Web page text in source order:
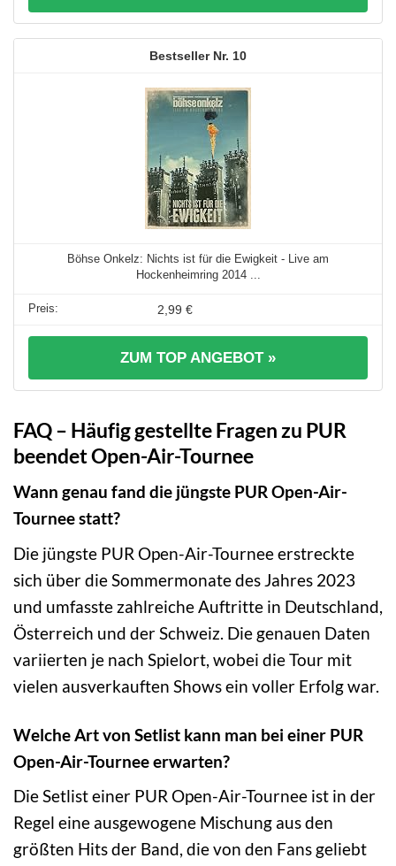
10
Böhse Onkelz: Nichts ist für die Ewigkeit - Live am
Hockenheimring 2014 ...
2,99 €
ZUM TOP ANGEBOT »
FAQ – Häufig gestellte Fragen zu PUR
beendet Open-Air-Tournee
Wann genau fand die jüngste PUR Open-Air-
Tournee statt?
Die jüngste PUR Open-Air-Tournee erstreckte
sich über die Sommermonate des Jahres 2023
und umfasste zahlreiche Auftritte in Deutschland,
Österreich und der Schweiz. Die genauen Daten
variierten je nach Spielort, wobei die Tour mit
vielen ausverkauften Shows ein voller Erfolg war.
Welche Art von Setlist kann man bei einer PUR
Open-Air-Tournee erwarten?
Die Setlist einer PUR Open-Air-Tournee ist in der
Regel eine ausgewogene Mischung aus den
größten Hits der Band, die von den Fans geliebt